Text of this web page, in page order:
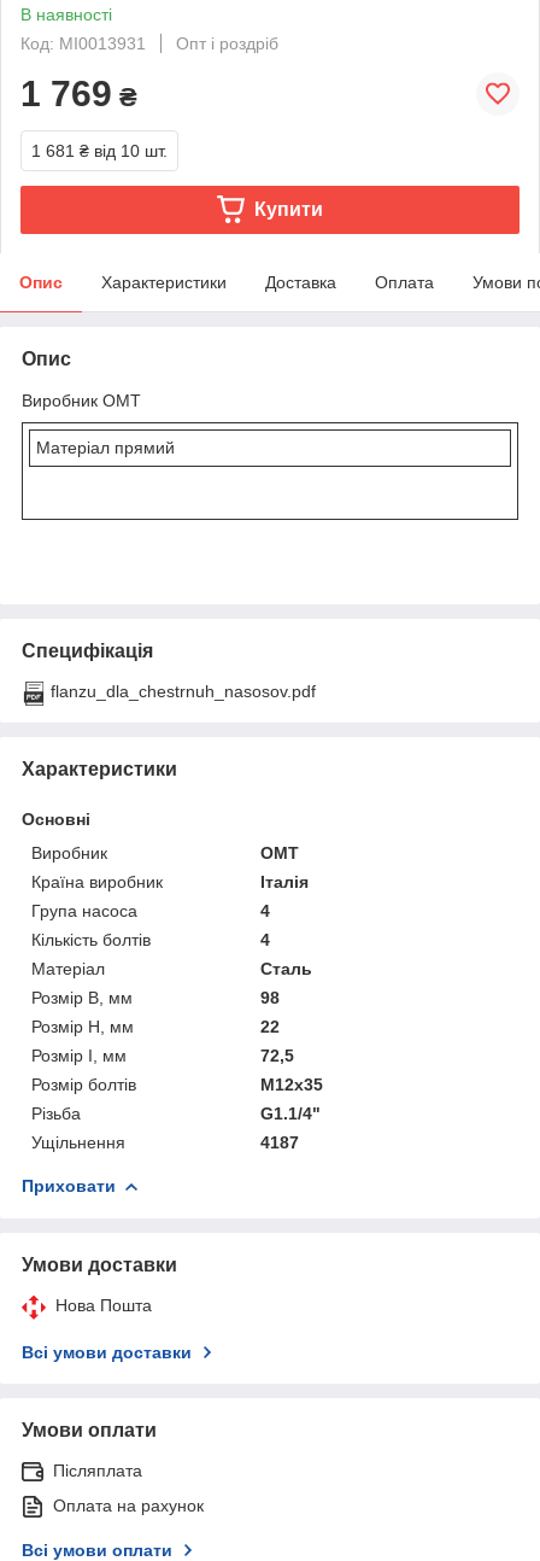
В наявності
Код: MI0013931
Опт і роздріб
1 769 ₴
1 681 ₴ від 10 шт.
Купити
Опис Характеристики Доставка Оплата Умови
Опис
Виробник OMT
Матеріал прямий
Специфікація
flanzu_dla_chestrnuh_nasosov.pdf
Характеристики
Основні
Виробник
OMT
Країна виробник
Італія
Група насоса
4
Кількість болтів
4
Матеріал
Сталь
Розмір B, мм
98
Розмір H, мм
22
Розмір I, мм
72,5
Розмір болтів
M12x35
Різьба
G1.1/4"
Ущільнення
4187
Приховати
Умови доставки
Нова Пошта
Всі умови доставки
Умови оплати
Післяплата
Оплата на рахунок
Всі умови оплати